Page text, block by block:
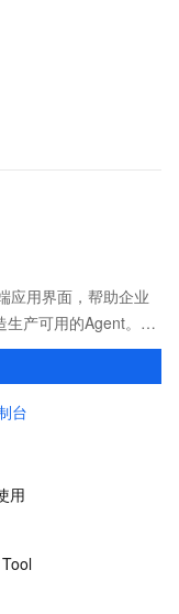
应用界面，帮助企业
生产可用的Agent。诞
、政务、制造、银
台
用